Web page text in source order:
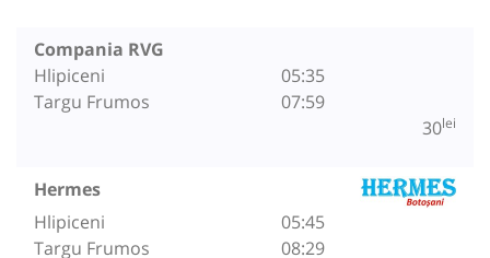
Compania RVG
Hlipiceni
Targu Frumos
05:35
07:59
30lei
Hermes
Hlipiceni
Targu Frumos
05:45
08:29